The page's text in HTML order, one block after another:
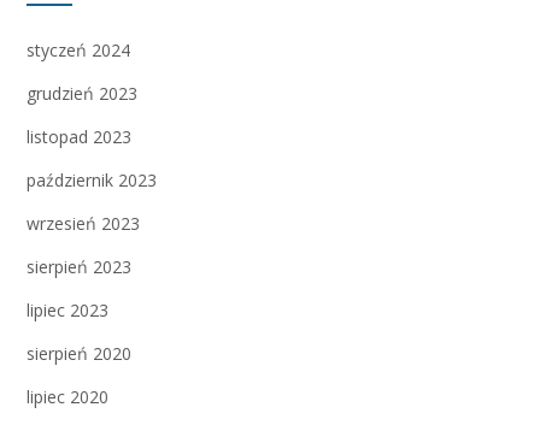
styczeń 2024
grudzień 2023
listopad 2023
październik 2023
wrzesień 2023
sierpień 2023
lipiec 2023
sierpień 2020
lipiec 2020